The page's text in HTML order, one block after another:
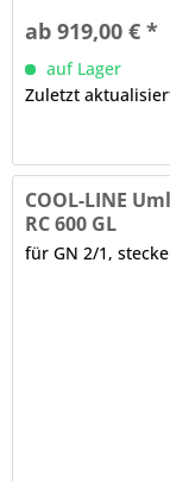
automatische
ab 919,00 € *
auf Lager
Zuletzt
COOL-LINE
RC 600 GL
für GN 2/1,